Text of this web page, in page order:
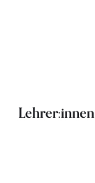
Lehrer:innen